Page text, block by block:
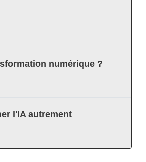
numérique ?
l'IA autrement